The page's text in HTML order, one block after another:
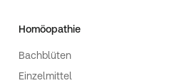
Homöopathie
Bachblüten
Einzelmittel